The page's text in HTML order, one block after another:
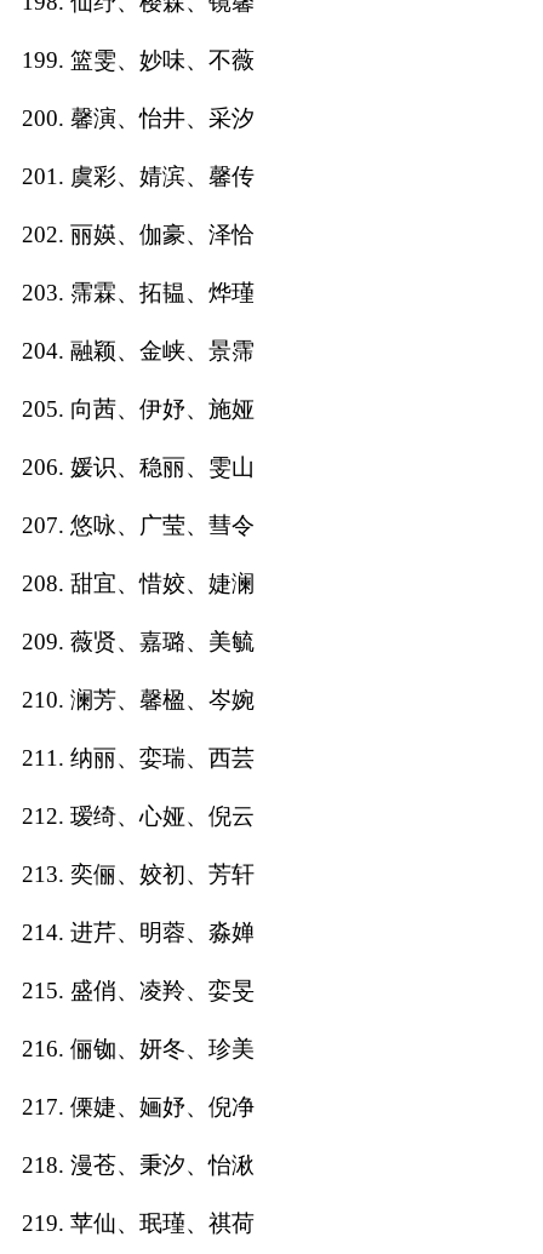
199. 篮雯、妙味、不薇
200. 馨演、怡井、采汐
201. 虞彩、婧滨、馨传
202. 丽媖、伽豪、泽恰
203. 霈霖、拓韫、烨瑾
204. 融颖、金峡、景霈
205. 向茜、伊妤、施娅
206. 媛识、稳丽、雯山
207. 悠咏、广莹、彗令
208. 甜宜、惜姣、婕澜
209. 薇贤、嘉璐、美毓
210. 澜芳、馨楹、岑婉
211. 纳丽、娈瑞、西芸
212. 瑷绮、心娅、倪云
213. 奕俪、姣初、芳轩
214. 进芹、明蓉、淼婵
215. 盛俏、凌羚、娈旻
216. 俪铷、妍冬、珍美
217. 傈婕、婳妤、倪净
218. 漫苍、秉汐、怡湫
219. 苹仙、珉瑾、祺荷